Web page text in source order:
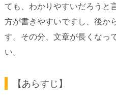
ても、わかりやすいだろうと
方が書きやすいですし、後か
す。その分、文章が長くなっ
い。
【あらすじ】